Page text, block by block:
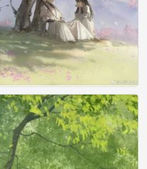
古风 画师：三伏QAQ
0